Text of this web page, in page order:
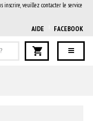
inscrire, veuillez contacter le service
AIDE FACEBOOK